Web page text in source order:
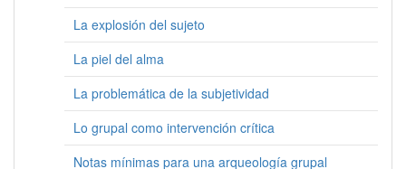
La explosión del sujeto
La piel del alma
La problemática de la subjetividad
Lo grupal como intervención crítica
Notas mínimas para una arqueología grupal